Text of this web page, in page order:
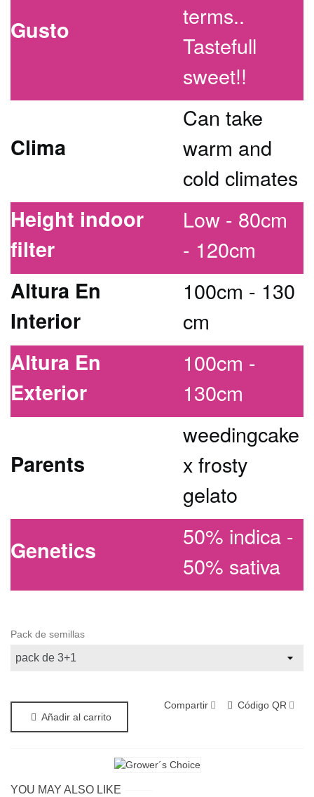
Gusto
terms..
Tastefull
sweet!!
Clima
Can take
warm and
cold climates
Height indoor
filter
Low - 80cm
- 120cm
Altura En
Interior
100cm - 130
cm
Altura En
Exterior
100cm -
130cm
Parents
weedingcake
x frosty
gelato
Genetics
50% indica -
50% sativa
Pack de semillas
Añadir al carrito
Compartir Código QR
YOU MAY ALSO LIKE